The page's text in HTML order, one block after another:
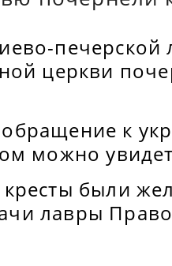
церкви
к
можно
были
лавры